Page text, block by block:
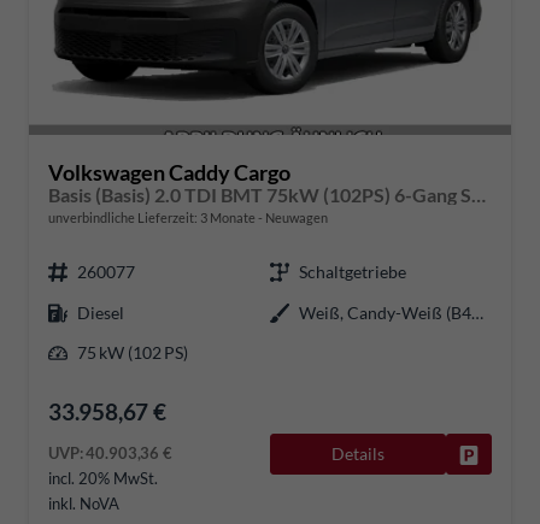
Volkswagen Caddy Cargo
unverbindliche Lieferzeit: 3 Monate Neuwagen
260077
Schaltgetriebe
Diesel
Weiß, Candy-Weiß (B4B4)
75 kW (102 PS)
33.958,67 €
UVP:40.903,36 €
incl. 20% MwSt.
inkl. NoVA
Details